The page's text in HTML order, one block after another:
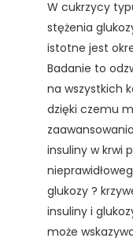
W cukrzycy
stężenia
istotne jest
Badanie to
na wszystkich
dzięki czemu
insuliny w krwi
glukozy ?
insuliny i
może